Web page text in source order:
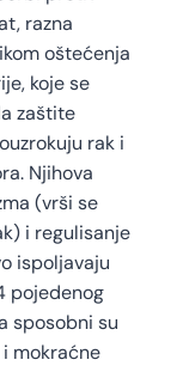
razna
oštećenja
koje se
zaštite
rak i
Njihova
(vrši se
i regulisanje
ispoljavaju
pojedenog
sposobni su
mokraćne